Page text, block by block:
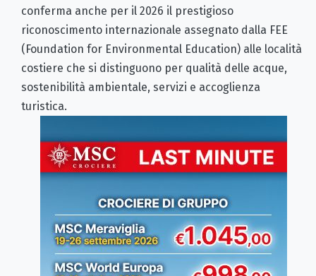
conferma anche per il 2026 il prestigioso
riconoscimento internazionale assegnato dalla FEE
(Foundation for Environmental Education) alle località
costiere che si distinguono per qualità delle acque,
sostenibilità ambientale, servizi e accoglienza
turistica.